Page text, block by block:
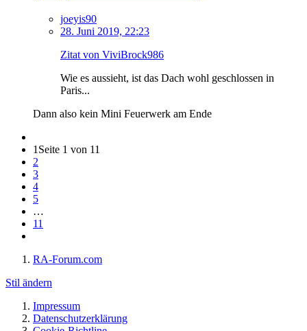
joeyis90
28. Juni 2019, 22:23
Zitat von ViviBrock986
Wie es aussieht, ist das Dach wohl geschlossen in
Paris...
Dann also kein Mini Feuerwerk am Ende
1 Seite 1 von 11
2
3
4
5
…
11
RA-Forum.com
Stil ändern
Impressum
Datenschutzerklärung